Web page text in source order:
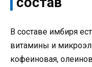
В составе имбиря
витамины и
кофеиновая,